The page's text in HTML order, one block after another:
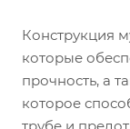
Конструкция
которые
прочность, а
которое